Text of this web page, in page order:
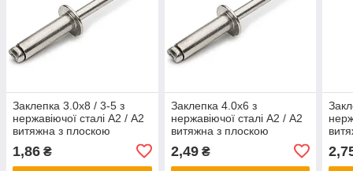
Заклепка 3.0x8 / 3-5 з
нержавіючої сталі А2 / А2
витяжна з плоскою
(DIN7337) Rivettop
1,86 ₴
Заклепка 4.0x6 з
нержавіючої сталі А2 / А2
витяжна з плоскою
(DIN7337) Rivettop
2,49₴